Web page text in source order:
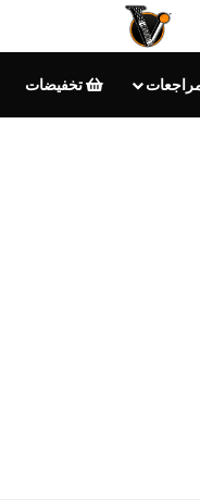
مراجعات تخفيضات